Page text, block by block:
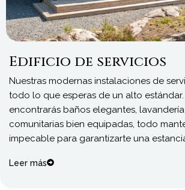
Edificio de servicios
Nuestras modernas instalaciones de
todo lo que esperas de un alto
encontrarás baños elegantes,
comunitarias bien equipadas, todo
impecable para garantizarte una
Leer más